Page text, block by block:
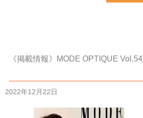
《掲載情報》MODE OPTIQUE Vol.54
2022年12月22日